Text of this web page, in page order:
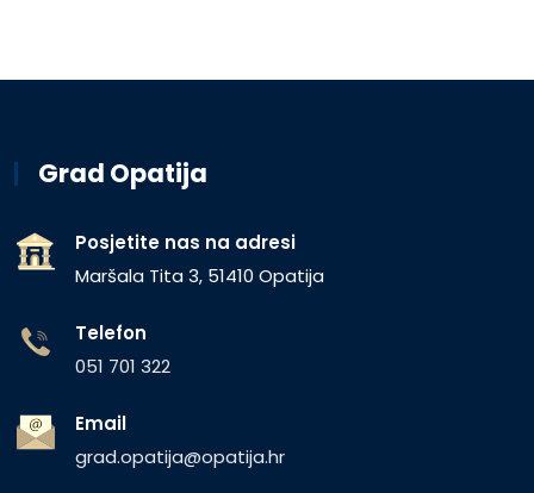
Grad Opatija
Posjetite nas na adresi
Maršala Tita 3, 51410 Opatija
Telefon
051 701 322
Email
grad.opatija@opatija.hr